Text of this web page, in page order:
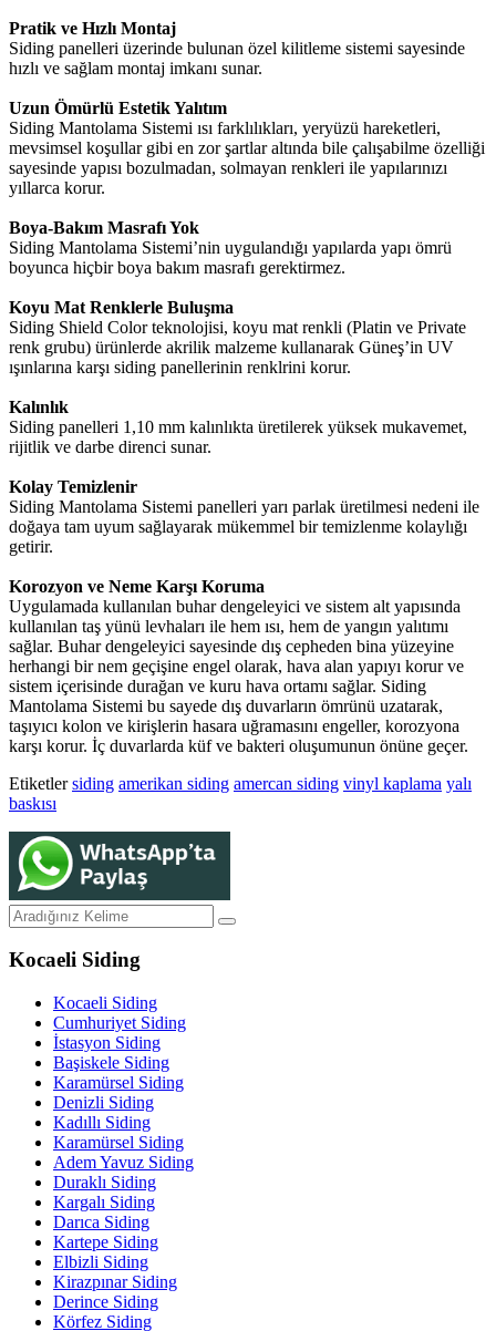
Pratik ve Hızlı Montaj
Siding panelleri üzerinde bulunan özel kilitleme sistemi sayesinde
hızlı ve sağlam montaj imkanı sunar.
Uzun Ömürlü Estetik Yalıtım
Siding Mantolama Sistemi ısı farklılıkları, yeryüzü hareketleri,
mevsimsel koşullar gibi en zor şartlar altında bile çalışabilme özelliği
sayesinde yapısı bozulmadan, solmayan renkleri ile yapılarınızı
yıllarca korur.
Boya-Bakım Masrafı Yok
Siding Mantolama Sistemi’nin uygulandığı yapılarda yapı ömrü
boyunca hiçbir boya bakım masrafı gerektirmez.
Koyu Mat Renklerle Buluşma
Siding Shield Color teknolojisi, koyu mat renkli (Platin ve Private
renk grubu) ürünlerde akrilik malzeme kullanarak Güneş’in UV
ışınlarına karşı siding panellerinin renklrini korur.
Kalınlık
Siding panelleri 1,10 mm kalınlıkta üretilerek yüksek mukavemet,
rijitlik ve darbe direnci sunar.
Kolay Temizlenir
Siding Mantolama Sistemi panelleri yarı parlak üretilmesi nedeni ile
doğaya tam uyum sağlayarak mükemmel bir temizlenme kolaylığı
getirir.
Korozyon ve Neme Karşı Koruma
Uygulamada kullanılan buhar dengeleyici ve sistem alt yapısında
kullanılan taş yünü levhaları ile hem ısı, hem de yangın yalıtımı
sağlar. Buhar dengeleyici sayesinde dış cepheden bina yüzeyine
herhangi bir nem geçişine engel olarak, hava alan yapıyı korur ve
sistem içerisinde durağan ve kuru hava ortamı sağlar. Siding
Mantolama Sistemi bu sayede dış duvarların ömrünü uzatarak,
taşıyıcı kolon ve kirişlerin hasara uğramasını engeller, korozyona
karşı korur. İç duvarlarda küf ve bakteri oluşumunun önüne geçer.
Etiketler siding amerikan siding amercan siding vinyl kaplama yalı
baskısı
Kocaeli Siding
Kocaeli Siding
Cumhuriyet Siding
İstasyon Siding
Başiskele Siding
Karamürsel Siding
Denizli Siding
Kadıllı Siding
Karamürsel Siding
Adem Yavuz Siding
Duraklı Siding
Kargalı Siding
Darıca Siding
Kartepe Siding
Elbizli Siding
Kirazpınar Siding
Derince Siding
Körfez Siding